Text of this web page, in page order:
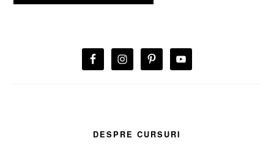
PRINCIPALĂ
DESPRE CURSURI